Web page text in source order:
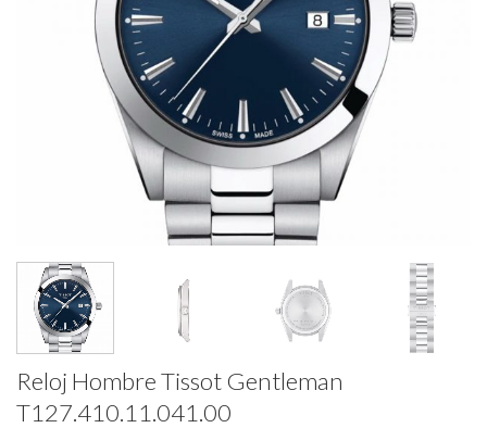
Reloj Hombre Tissot Gentleman
T127.410.11.041.00